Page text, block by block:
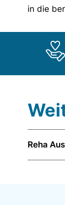
in die
Reha